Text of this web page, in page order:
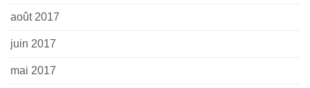
août 2017
juin 2017
mai 2017